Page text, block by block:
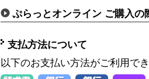
ぷらっとオンライン ご購入の
支払方法について
以下のお支払い方法がご利用で